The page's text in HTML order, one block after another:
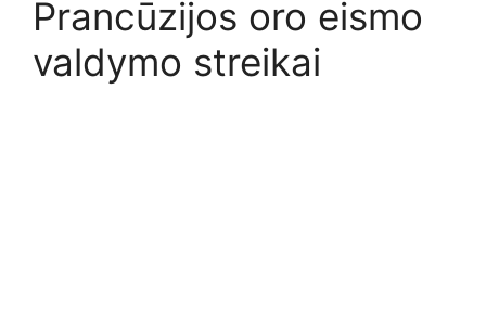
Prancūzijos oro eismo
valdymo streikai